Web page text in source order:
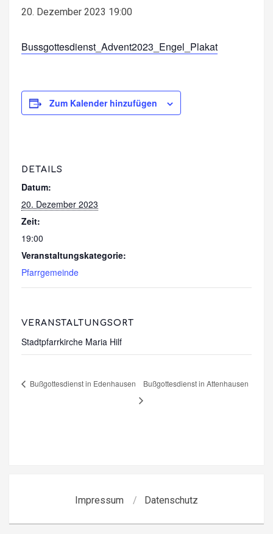
20. Dezember 2023 19:00
Bussgottesdienst_Advent2023_Engel_Plakat
Zum Kalender hinzufügen
DETAILS
Datum:
20. Dezember 2023
Zeit:
19:00
Veranstaltungskategorie:
Pfarrgemeinde
VERANSTALTUNGSORT
Stadtpfarrkirche Maria Hilf
Bußgottesdienst in Edenhausen Bußgottesdienst in Attenhausen
Impressum Datenschutz